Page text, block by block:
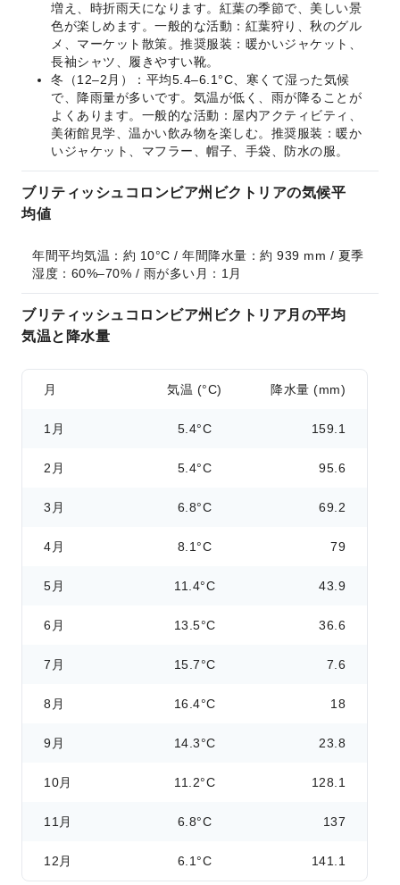
増え、時折雨天になります。紅葉の季節で、美しい景
色が楽しめます。一般的な活動：紅葉狩り、秋のグル
メ、マーケット散策。推奨服装：暖かいジャケット、
長袖シャツ、履きやすい靴。
冬（12–2月）：平均5.4–6.1°C、寒くて湿った気候
で、降雨量が多いです。気温が低く、雨が降ることが
よくあります。一般的な活動：屋内アクティビティ、
美術館見学、温かい飲み物を楽しむ。推奨服装：暖か
いジャケット、マフラー、帽子、手袋、防水の服。
ブリティッシュコロンビア州ビクトリアの気候平
均値
年間平均気温：約 10°C / 年間降水量：約 939 mm / 夏季
湿度：60%–70% / 雨が多い月：1月
ブリティッシュコロンビア州ビクトリア月の平均
気温と降水量
月 気温 (°C) 降水量 (mm)
1月 5.4°C 159.1
2月 5.4°C 95.6
3月 6.8°C 69.2
4月 8.1°C 79
5月 11.4°C 43.9
6月 13.5°C 36.6
7月 15.7°C 7.6
8月 16.4°C 18
9月 14.3°C 23.8
10月 11.2°C 128.1
11月 6.8°C 137
12月 6.1°C 141.1